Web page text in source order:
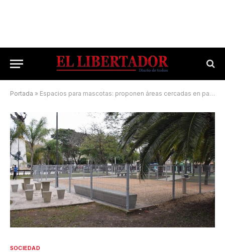
Portada » Espacios para mascotas: proponen áreas cercadas en parques públicos
SOCIEDAD